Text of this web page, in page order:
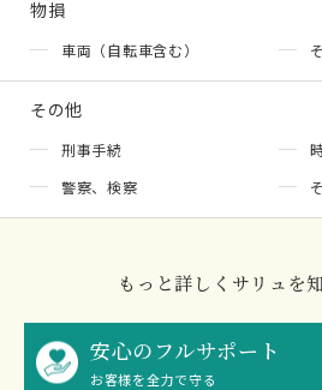
物損
車両（自転車含む）
その他
刑事手続
警察、検察
もっと詳しくサリュを
安心のフルサポート
お客様を全力で守る